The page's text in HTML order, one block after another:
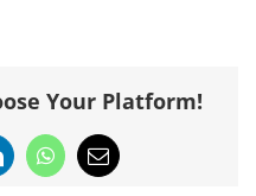
Your Platform!
WhatsApp
Email